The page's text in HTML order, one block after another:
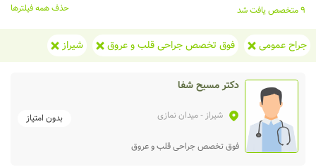
9 متخصص یافت شد
حذف همه فیلترها
جراح عمومی فوق تخصص جراحی قلب و عروق شیراز
دکتر مسیح شفا
شیراز - میدان نمازی بدون امتیاز
فوق تخصص جراحی قلب و عروق